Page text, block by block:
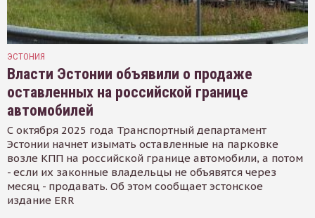
ЭСТОНИЯ
Власти Эстонии объявили о продаже
оставленных на российской границе
автомобилей
С октября 2025 года Транспортный департамент
Эстонии начнет изымать оставленные на парковке
возле КПП на российской границе автомобили, а потом
- если их законные владельцы не объявятся через
месяц - продавать. Об этом сообщает эстонское
издание ERR